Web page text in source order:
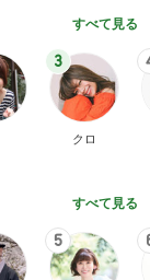
すべて見る
3
クロ
すべて見る
5